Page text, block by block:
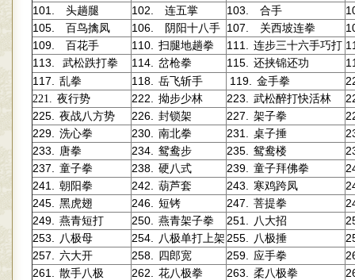
101.
头趟腿 102. 连五掌 103. 合手
105.
百鸟擒凤 106. 阴阳十八手 107. 关西坡连拳
109.
百花手 110. 扫腿地趟拳 111. 连步三十六手巧打
113.
武松跌打拳 114. 岔枪拳 115. 还挟锦还功
117.
乱拳 118. 岳飞斩手 1 19. 金手拳
221. 夜行势 222. 拗步少林 223. 武松醉打快活林
225.
夜战八方势 226. 封锁架 227. 架子拳
229.
洗心拳 230. 南北拳 231. 桌子捶
233.
唐拳 234. 鸳鸯步 235. 鸳鸯楼
237.
童子拳 238. 硬八式 239. 童子拜佛拳
241.
朝阳拳 242. 葫芦套 243. 寒鸡跨凤
245.
黑虎翅 246. 短铐 247. 菩提拳
249.
燕青短打 250. 燕青架子拳 251. 八大招
253.
八极母 254. 八极单打上架 255. 八极捶
257.
六大开 258. 四郎宽 259. 应手拳
261.
散手八极 262. 花八极拳 263. 柔八极拳